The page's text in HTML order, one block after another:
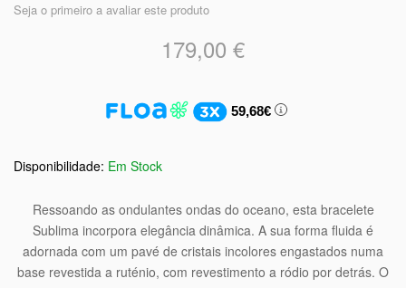
Seja o primeiro a avaliar este produto
179,00 €
59,68€
Em Stock
Ressoando as ondulantes ondas do oceano, esta bracelete
Sublima incorpora elegância dinâmica. A sua forma fluida é
adornada com um pavé de cristais incolores engastados numa
base revestida a ruténio, com revestimento a ródio por detrás. O